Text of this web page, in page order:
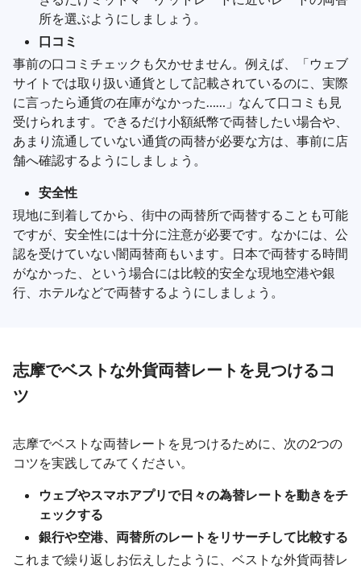
所を選ぶようにしましょう。
口コミ
事前の口コミチェックも欠かせません。例えば、「ウェブ
サイトでは取り扱い通貨として記載されているのに、実際
に言ったら通貨の在庫がなかった……」なんて口コミも見
受けられます。できるだけ小額紙幣で両替したい場合や、
あまり流通していない通貨の両替が必要な方は、事前に店
舗へ確認するようにしましょう。
安全性
現地に到着してから、街中の両替所で両替することも可能
ですが、安全性には十分に注意が必要です。なかには、公
認を受けていない闇両替商もいます。日本で両替する時間
がなかった、という場合には比較的安全な現地空港や銀
行、ホテルなどで両替するようにしましょう。
志摩でベストな外貨両替レートを見つけるコ
ツ
志摩でベストな両替レートを見つけるために、次の2つの
コツを実践してみてください。
ウェブやスマホアプリで日々の為替レートを動きをチ
ェックする
銀行や空港、両替所のレートをリサーチして比較する
これまで繰り返しお伝えしたように、ベストな外貨両替レ